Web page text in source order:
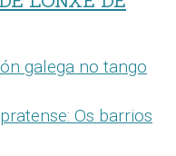
galega no tango
Os barrios